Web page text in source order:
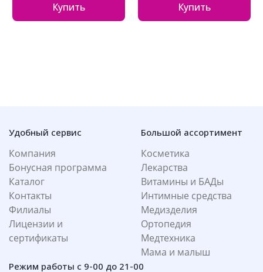
Купить Купить
Удобный сервис
Компания
Бонусная программа
Каталог
Контакты
Филиалы
Лицензии и
сертификаты
Большой ассортимент
Косметика
Лекарства
Витамины и БАДы
Интимные средства
Медизделия
Ортопедия
Медтехника
Мама и малыш
Режим работы с 9-00 до 21-00